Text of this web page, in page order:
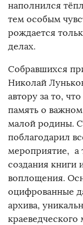
наполнился
тем особым
рождается
делах.
Собравшихся
Николай
автору за то,
память о
малой родины.
поблагодарил
мероприятие, а
создания книги
воплощения.
оцифрованные
архива,
краеведческого